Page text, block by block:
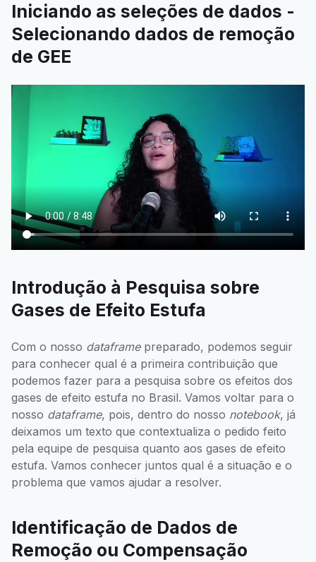
Iniciando as seleções de dados -
Selecionando dados de remoção
de GEE
Introdução à Pesquisa sobre
Gases de Efeito Estufa
Com o nosso dataframepreparado, podemos seguir
para conhecer qual é a primeira contribuição que
podemos fazer para a pesquisa sobre os efeitos dos
gases de efeito estufa no Brasil. Vamos voltar para o
nosso dataframe, pois, dentro do nosso notebook, já
deixamos um texto que contextualiza o pedido feito
pela equipe de pesquisa quanto aos gases de efeito
estufa. Vamos conhecer juntos qual é a situação e o
problema que vamos ajudar a resolver.
Identificação de Dados de
Remoção ou Compensação